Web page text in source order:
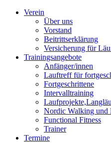
Verein
Über uns
Vorstand
Beitrittserklärung
Versicherung für
Trainingsangebote
Anfänger/innen
Lauftreff für
Fortgeschrittene
Intervalltraining
Nordic Walking und
Functional Fitness
Trainer
Termine